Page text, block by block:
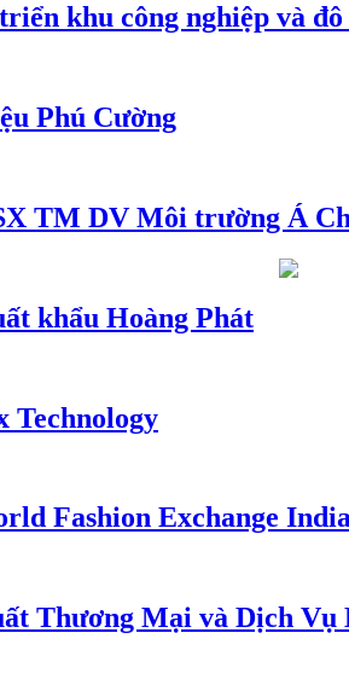
khu công nghiệp và
Phú Cường
TM DV Môi trường Á
khẩu Hoàng Phát
Technology
Fashion Exchange
Thương Mại và Dịch